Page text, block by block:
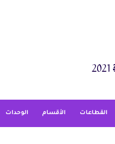
القطاعات الأقسام الوحدات